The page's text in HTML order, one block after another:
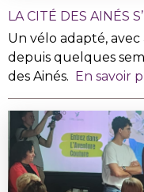
LA CITÉ DES AINÉS
Un vélo adapté,
depuis quelques
des Ainés. En savoir